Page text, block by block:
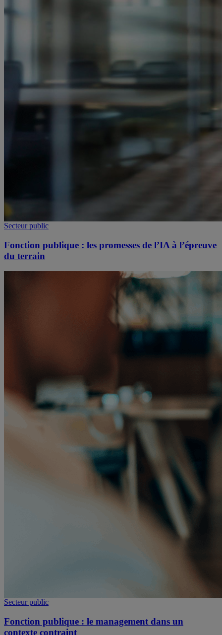
Secteur public
Fonction publique : les promesses de l’IA à l’épreuve
du terrain
Secteur public
Fonction publique : le management dans un
contexte contraint